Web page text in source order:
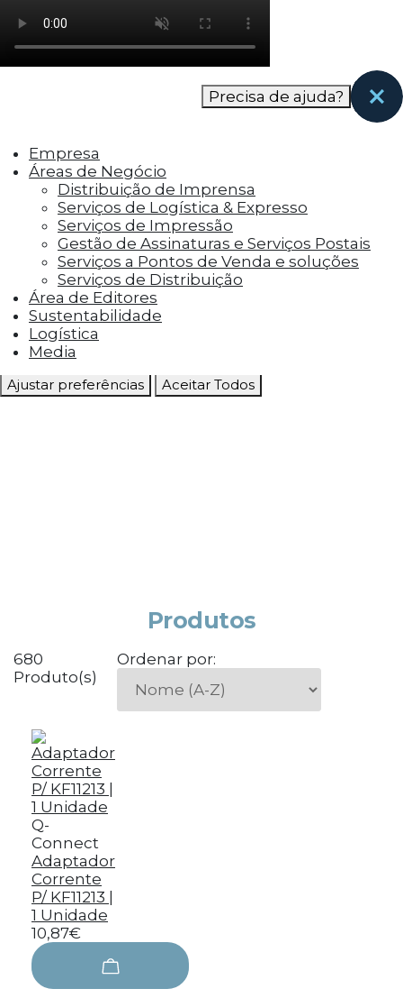
como os visitantes interagem com o site. Esses
cookies ajudam a fornecer informações sobre
as métricas do número de visitantes, taxa de
rejeição, origem do tráfego, etc.
funcionalidades, como compartilhar o
conteúdo do site em plataformas de social
media, coletar feedbacks e outros recursos de
terceiros.
Cookies Marketing
Os cookies de marketing são usados para
entregar aos visitantes anúncios
personalizados com base nas páginas que eles
visitaram antes e analisar a eficácia da
campanha publicitária.
Ajustar preferências Aceitar Todos
Precisa de ajuda?
Empresa
Áreas de Negócio
Distribuição de Imprensa
Serviços de Logística & Expresso
Serviços de Impressão
Gestão de Assinaturas e Serviços Postais
Serviços a Pontos de Venda e soluções
Serviços de Distribuição
Área de Editores
Sustentabilidade
Logística
Media
Produtos
680
Produto(s)
Ordenar por:
Q-
Connect
Adaptador
Corrente
P/ KF11213 |
1 Unidade
10,87€